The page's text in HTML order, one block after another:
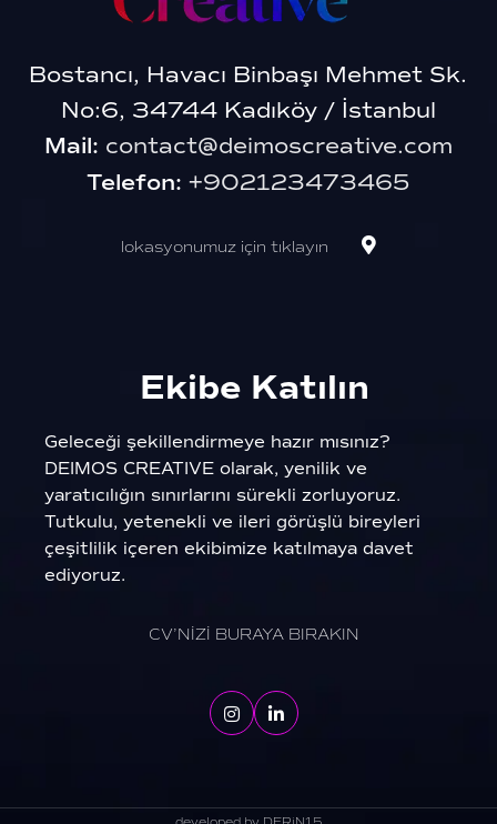
Bostancı, Havacı Binbaşı Mehmet Sk.
No:6, 34744 Kadıköy / İstanbul
Mail: contact@deimoscreative.com
Telefon: +902123473465
lokasyonumuz için tıklayın
Ekibe Katılın
Geleceği şekillendirmeye hazır mısınız?
DEIMOS CREATIVE olarak, yenilik ve
yaratıcılığın sınırlarını sürekli zorluyoruz.
Tutkulu, yetenekli ve ileri görüşlü bireyleri
çeşitlilik içeren ekibimize katılmaya davet
ediyoruz.
CV’NİZİ BURAYA BIRAKIN